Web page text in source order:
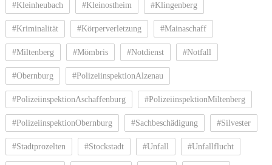
#Kleinheubach #Kleinostheim #Klingenberg
#Kriminalität #Körperverletzung #Mainaschaff
#Miltenberg #Mömbris #Notdienst #Notfall
#Obernburg #PolizeiinspektionAlzenau
#PolizeiinspektionAschaffenburg #PolizeiinspektionMiltenberg
#PolizeiinspektionObernburg #Sachbeschädigung #Silvester
#Stadtprozelten #Stockstadt #Unfall #Unfallflucht